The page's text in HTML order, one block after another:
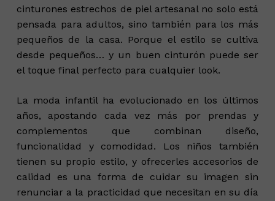
cinturones estrechos de piel artesanal no solo está
pensada para adultos, sino también para los más
pequeños de la casa. Porque el estilo se cultiva
desde pequeños… y un buen cinturón puede ser
el toque final perfecto para cualquier look.
La moda infantil ha evolucionado en los últimos
años, apostando cada vez más por prendas y
complementos que combinan diseño,
funcionalidad y comodidad. Los niños también
tienen su propio estilo, y ofrecerles accesorios de
calidad es una forma de cuidar su imagen sin
renunciar a la practicidad que necesitan en su día